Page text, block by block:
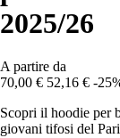
2025/26
A partire da
70,00 € 52,16 € -
Scopri il hoodie per
giovani tifosi del